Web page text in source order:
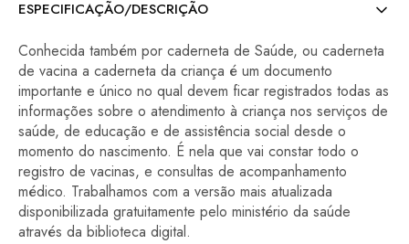
ESPECIFICAÇÃO/DESCRIÇÃO
Conhecida também por caderneta de Saúde, ou caderneta
de vacina a caderneta da criança é um documento
importante e único no qual devem ficar registrados todas as
informações sobre o atendimento à criança nos serviços de
saúde, de educação e de assistência social desde o
momento do nascimento. É nela que vai constar todo o
registro de vacinas, e consultas de acompanhamento
médico. Trabalhamos com a versão mais atualizada
disponibilizada gratuitamente pelo ministério da saúde
através da biblioteca digital.